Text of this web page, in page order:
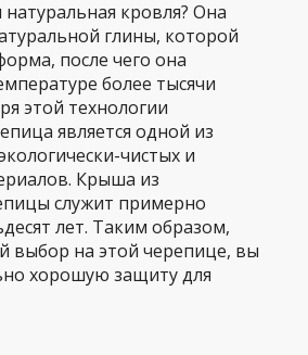
кровля? Она
глины, которой
после чего она
более тысячи
этой технологии
является одной из
чистых и
Крыша из
служит примерно
лет. Таким образом,
выбор на этой черепице, вы
хорошую защиту для